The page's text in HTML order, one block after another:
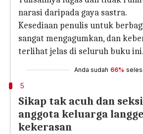
narasi daripada gaya sastra.
Kesediaan penulis untuk
sangat mengagumkan, dan
terlihat jelas di seluruh buku ini.
Anda sudah 66%
5
Sikap tak acuh dan
anggota keluarga
kekerasan